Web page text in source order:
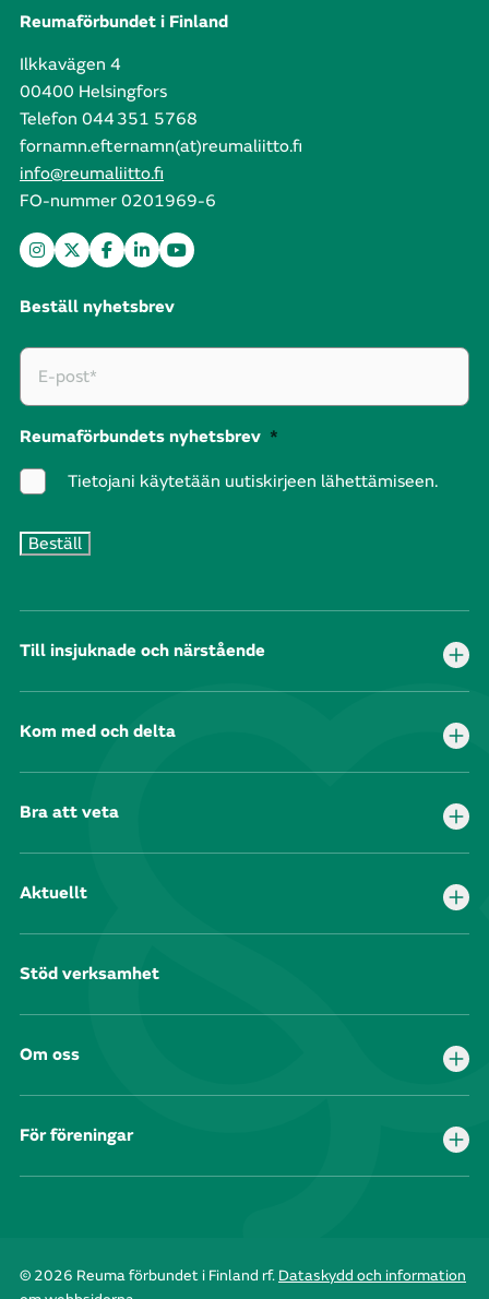
Reumaförbundet i Finland
Ilkkavägen 4
00400 Helsingfors
Telefon 044 351 5768
fornamn.efternamn(at)reumaliitto.fi
info@reumaliitto.fi
FO-nummer 0201969-6
Beställ nyhetsbrev
Reumaförbundets nyhetsbrev *
Tietojani käytetään uutiskirjeen lähettämiseen.
Till insjuknade och närstående
Kom med och delta
Bra att veta
Aktuellt
Stöd verksamhet
Om oss
För föreningar
© 2026 Reuma förbundet i Finland rf. Dataskydd och information